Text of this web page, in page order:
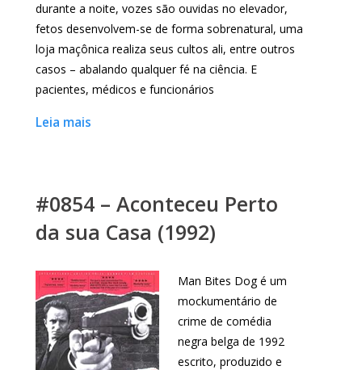
durante a noite, vozes são ouvidas no elevador,
fetos desenvolvem-se de forma sobrenatural, uma
loja maçônica realiza seus cultos ali, entre outros
casos – abalando qualquer fé na ciência. E
pacientes, médicos e funcionários
Leia mais
#0854 – Aconteceu Perto
da sua Casa (1992)
Man Bites Dog é um
mockumentário de
crime de comédia
negra belga de 1992
escrito, produzido e